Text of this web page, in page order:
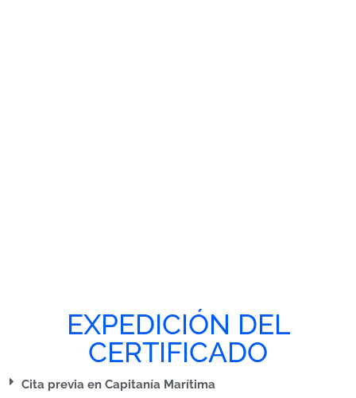
EXPEDICIÓN DEL
CERTIFICADO
Cita previa en Capitanía Marítima